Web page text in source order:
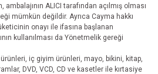
ALICI tarafından açılmış olması
mümkün değildir. Ayrıca Cayma hakkı
onayı ile ifasına başlanan
kullanılması da Yönetmelik gereği
iç giyim ürünleri, mayo, bikini, kitap,
DVD, VCD, CD ve kasetler ile kırtasiye